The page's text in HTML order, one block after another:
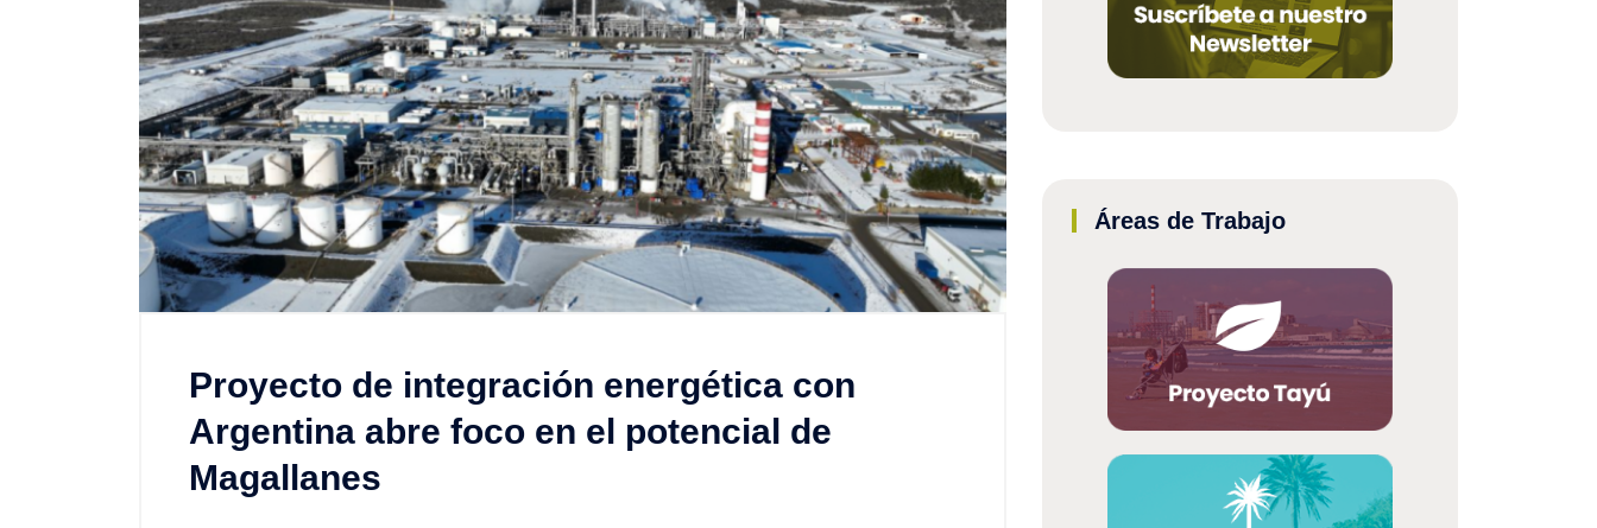
Proyecto de integración energética con
Argentina abre foco en el potencial de
Magallanes
Áreas de Trabajo